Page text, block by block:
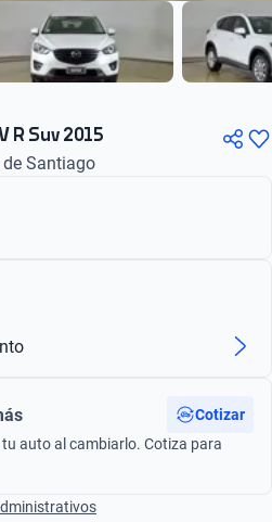
R Suv 2015
Santiago
Cotizar
auto al cambiarlo. Cotiza para